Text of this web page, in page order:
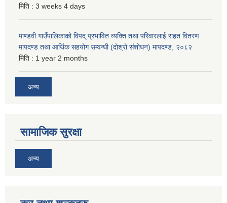
मिति : 3 weeks 4 days
माण्डवी गाउँपालिकाको विपद् प्रभावित व्यक्ति तथा परिवारलाई राहत वितरण
मापदण्ड तथा आर्थिक सहयोग सम्वन्धी (दोश्रो संशोधन) मापदण्ड, २०८२
मिति : 1 year 2 months
अन्य
सामाजिक सुरक्षा
अन्य